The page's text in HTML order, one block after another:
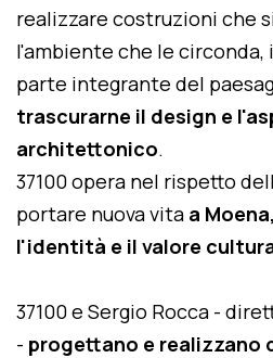
realizzare costruzioni che
l'ambiente che le circonda,
parte integrante del
trascurarne il design e
architettonico.
37100 opera nel rispetto
portare nuova vita a
l'identità e il valore
37100 e Sergio Rocca -
- progettano e realizzano